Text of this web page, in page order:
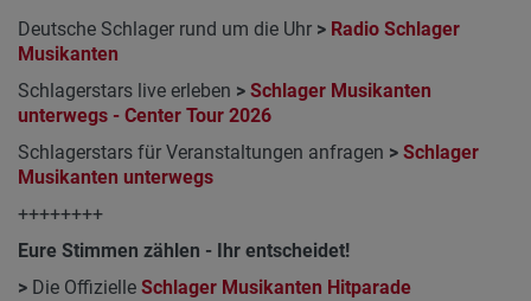
Deutsche Schlager rund um die Uhr > Radio Schlager
Musikanten
Schlagerstars live erleben > Schlager Musikanten
unterwegs - Center Tour 2026
Schlagerstars für Veranstaltungen anfragen > Schlager
Musikanten unterwegs
++++++++
Eure Stimmen zählen - Ihr entscheidet!
> Die Offizielle Schlager Musikanten Hitparade